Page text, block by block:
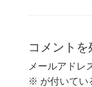
コメントを
メールアドレ
※ が付いてい